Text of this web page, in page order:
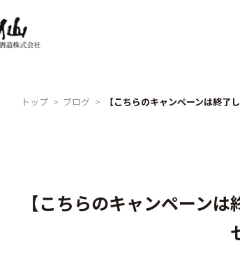
トップ ブログ
【こちらのキャンペーン